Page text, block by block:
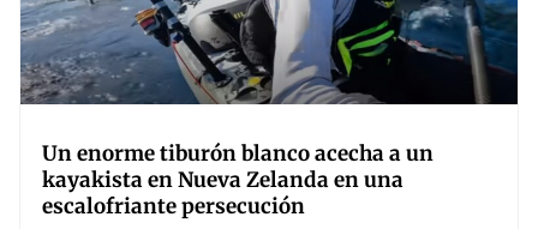
Un enorme tiburón blanco acecha a un
kayakista en Nueva Zelanda en una
escalofriante persecución